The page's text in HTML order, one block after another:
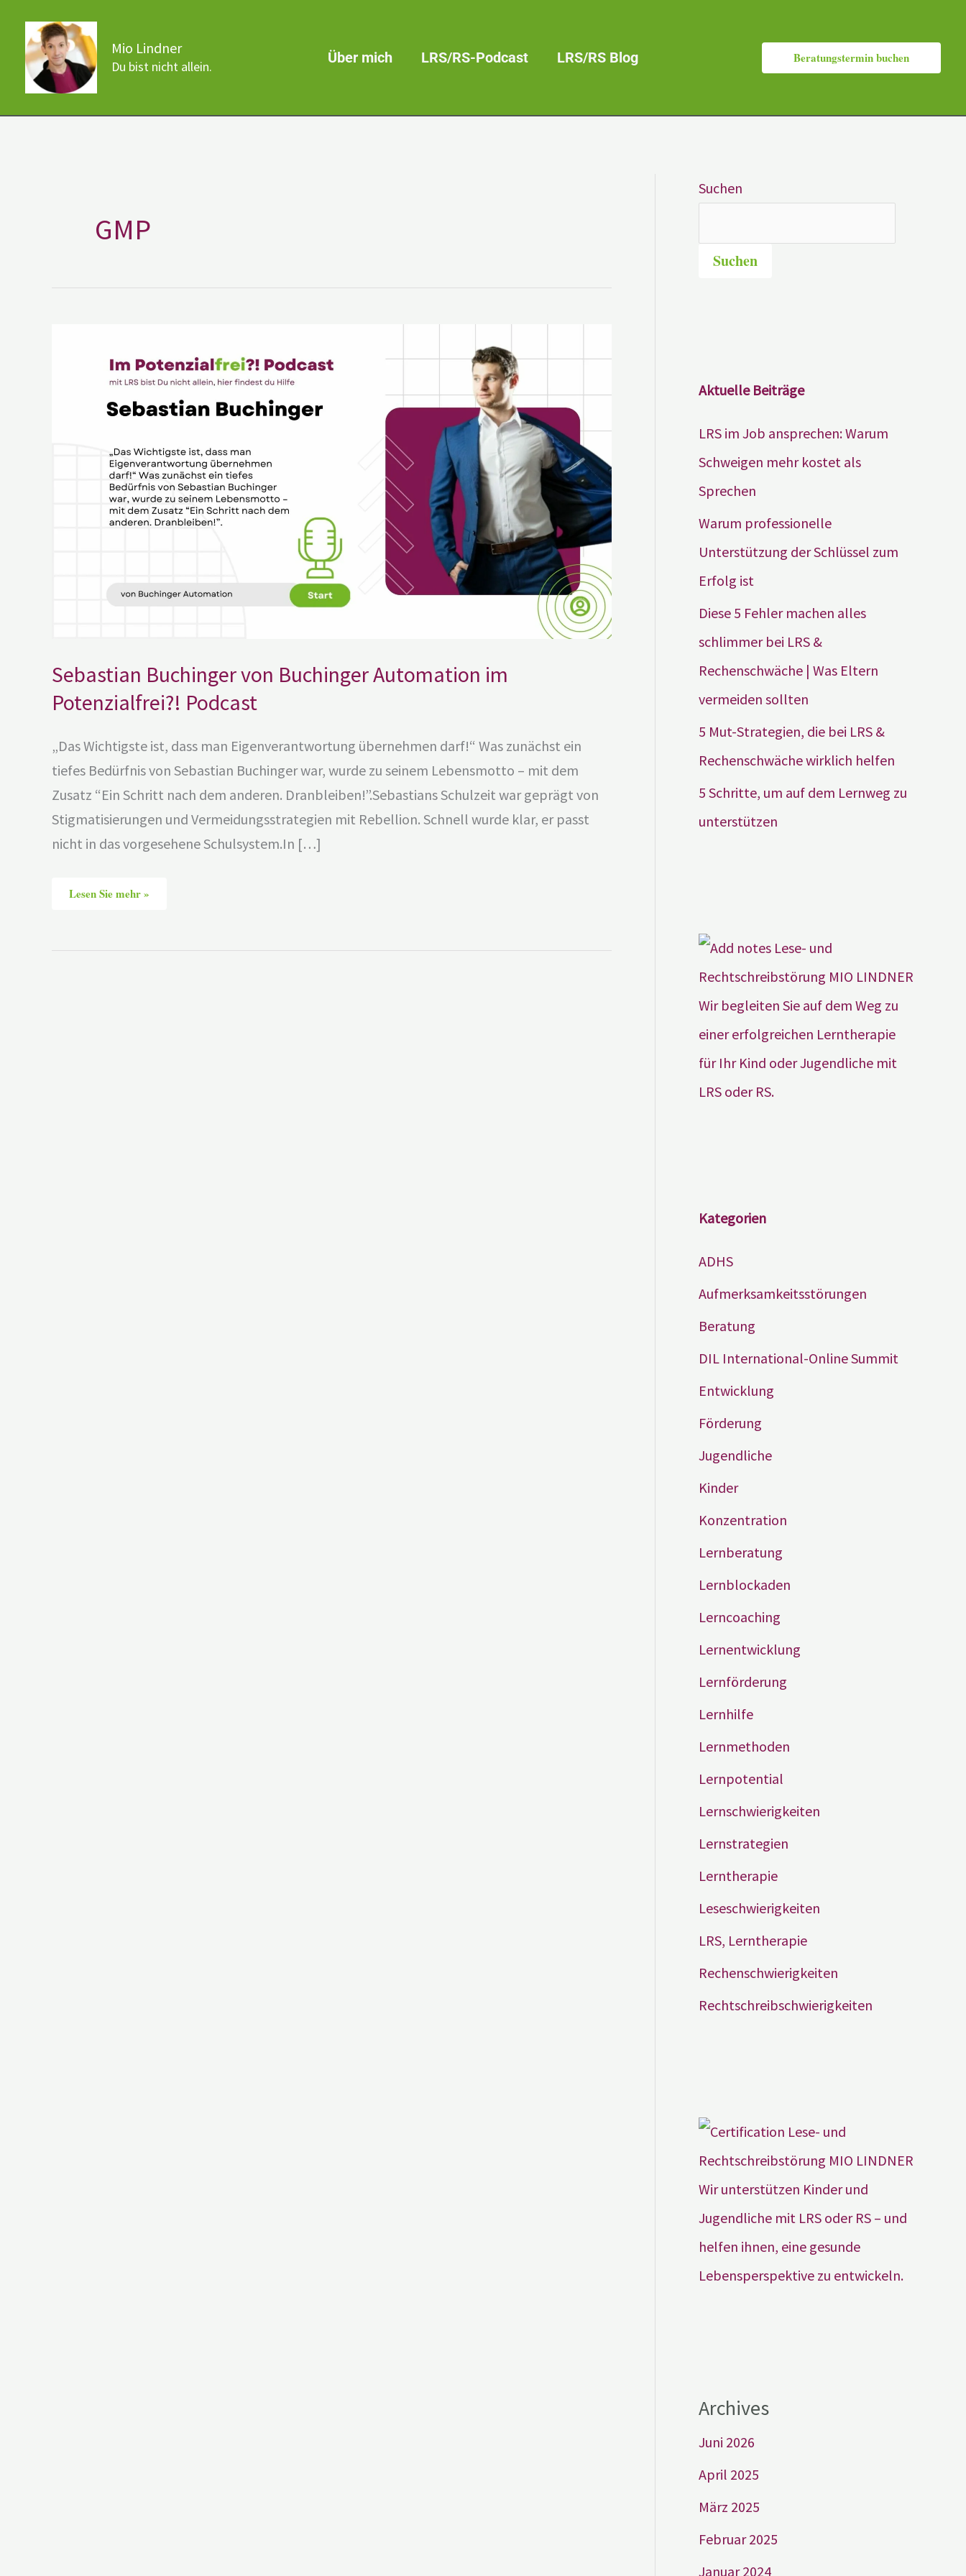
Inhalt
springen
Mio Lindner
Du bist nicht allein. Über mich LRS/RS-Podcast LRS/RS Blog Beratungstermin buchen
GMP
Sebastian Buchinger von Buchinger Automation im
Potenzialfrei?! Podcast
„Das Wichtigste ist, dass man Eigenverantwortung übernehmen darf!“ Was zunächst ein
tiefes Bedürfnis von Sebastian Buchinger war, wurde zu seinem Lebensmotto – mit dem
Zusatz “Ein Schritt nach dem anderen. Dranbleiben!”.Sebastians Schulzeit war geprägt von
Stigmatisierungen und Vermeidungsstrategien mit Rebellion. Schnell wurde klar, er passt
nicht in das vorgesehene Schulsystem.In […]
Buchinger
Automation
Lesen Sie mehr »
Suchen
Suchen
Aktuelle Beiträge
LRS im Job ansprechen: Warum
Schweigen mehr kostet als
Sprechen
Warum professionelle
Unterstützung der Schlüssel zum
Erfolg ist
Diese 5 Fehler machen alles
schlimmer bei LRS &
Rechenschwäche | Was Eltern
vermeiden sollten
5 Mut-Strategien, die bei LRS &
Rechenschwäche wirklich helfen
5 Schritte, um auf dem Lernweg zu
unterstützen
Wir begleiten Sie auf dem Weg zu
einer erfolgreichen Lerntherapie
für Ihr Kind oder Jugendliche mit
LRS oder RS.
Kategorien
ADHS
Aufmerksamkeitsstörungen
Beratung
DIL International-Online Summit
Entwicklung
Förderung
Jugendliche
Kinder
Konzentration
Lernberatung
Lernblockaden
Lerncoaching
Lernentwicklung
Lernförderung
Lernhilfe
Lernmethoden
Lernpotential
Lernschwierigkeiten
Lernstrategien
Lerntherapie
Leseschwierigkeiten
LRS, Lerntherapie
Rechenschwierigkeiten
Rechtschreibschwierigkeiten
Wir unterstützen Kinder und
Jugendliche mit LRS oder RS – und
helfen ihnen, eine gesunde
Lebensperspektive zu entwickeln.
Archives
Juni 2026
April 2025
März 2025
Februar 2025
Januar 2024